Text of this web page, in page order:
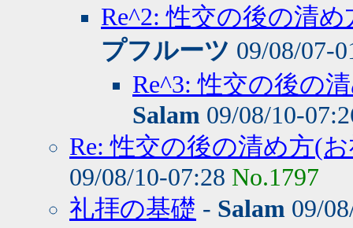
Re^2: 性交の後の清
プフルーツ 09/08/07-
Re^3: 性交の後の
Salam 09/08/10-
Re: 性交の後の清め方(
09/08/10-07:28 No.1797
礼拝の基礎 - Salam 09/